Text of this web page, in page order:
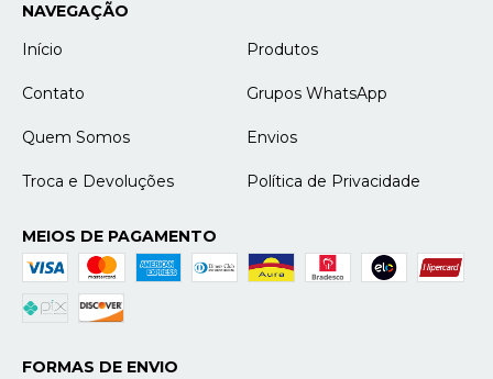
NAVEGAÇÃO
Início
Produtos
Contato Grupos WhatsApp
Quem Somos Envios
Troca e Devoluções Política de Privacidade
MEIOS DE PAGAMENTO
FORMAS DE ENVIO